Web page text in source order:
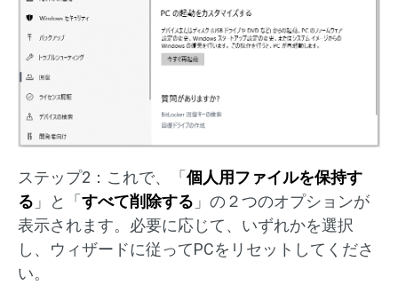
ステップ2：これで、「個人用ファイルを保持す
る 」と「すべて削除する 」の２つのオプションが
表示されます。必要に応じて、いずれかを選択
し、ウィザードに従ってPCをリセットしてくださ
い。